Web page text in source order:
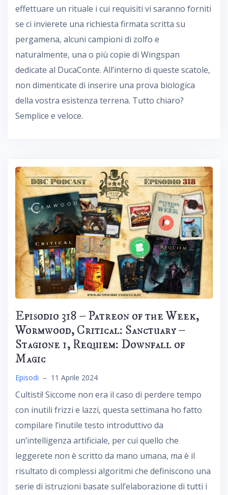
effettuare un rituale i cui requisiti vi saranno forniti
se ci invierete una richiesta firmata scritta su
pergamena, alcuni campioni di zolfo e
naturalmente, una o più copie di Wingspan
dedicate al DucaConte. All’interno di queste scatole,
non dimenticate di inserire una prova biologica
della vostra esistenza terrena. Tutto chiaro?
Semplice e veloce.
Episodio 318 – Patreon of the Week,
Wormwood, Critical: Sanctuary –
Stagione 1, Requiem: Downfall of
Magic
Episodi – 11 Aprile 2024
Cultisti! Siccome non era il caso di perdere tempo
con inutili frizzi e lazzi, questa settimana ho fatto
compilare l’inutile testo introduttivo da
un’intelligenza artificiale, per cui quello che
leggerete non è scritto da mano umana, ma è il
risultato di complessi algoritmi che definiscono una
serie di istruzioni basate sull’elaborazione di tutti i